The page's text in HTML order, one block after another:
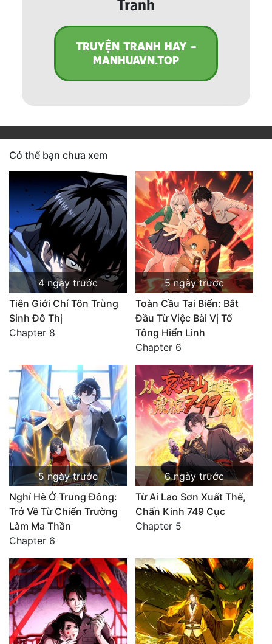
TRUYỆN TRANH HAY -
MANHUAVN.TOP
Có thể bạn chưa xem
4 ngày trước
Tiên Giới Chí Tôn Trùng
Sinh Đô Thị
Chapter 8
5 ngày trước
Toàn Cầu Tai Biến: Bắt
Đầu Từ Việc Bài Vị Tổ
Tông Hiển Linh
Chapter 6
5 ngày trước
Nghỉ Hè Ở Trung Đông:
Trở Về Từ Chiến Trường
Làm Ma Thần
Chapter 6
6 ngày trước
Từ Ai Lao Sơn Xuất Thế,
Chấn Kinh 749 Cục
Chapter 5